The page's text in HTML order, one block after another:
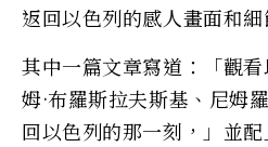
返回以色列的感人畫面和細
其中一篇文章寫道：「觀
姆·布羅斯拉夫斯基、尼姆
回以色列的那一刻，」並